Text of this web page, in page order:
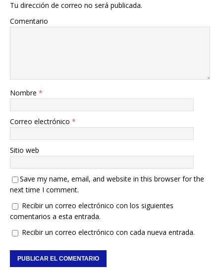
Tu dirección de correo no será publicada.
Comentario
Nombre *
Correo electrónico *
Sitio web
Save my name, email, and website in this browser for the
next time I comment.
Recibir un correo electrónico con los siguientes
comentarios a esta entrada.
Recibir un correo electrónico con cada nueva entrada.